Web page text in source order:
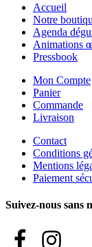
Accueil
Notre
Agenda
Animations
Pressbook
Mon Compte
Panier
Commande
Livraison
Contact
Conditions
Mentions
Paiement
Suivez-nous sans